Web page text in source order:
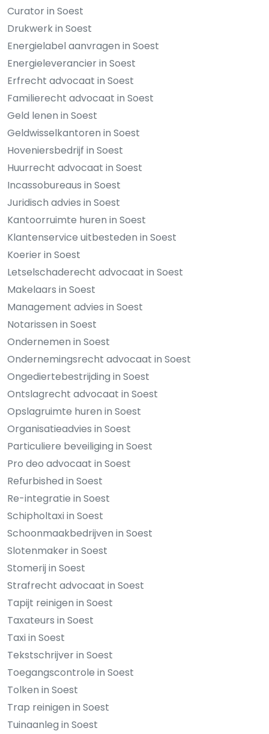
Curator in Soest
Drukwerk in Soest
Energielabel aanvragen in Soest
Energieleverancier in Soest
Erfrecht advocaat in Soest
Familierecht advocaat in Soest
Geld lenen in Soest
Geldwisselkantoren in Soest
Hoveniersbedrijf in Soest
Huurrecht advocaat in Soest
Incassobureaus in Soest
Juridisch advies in Soest
Kantoorruimte huren in Soest
Klantenservice uitbesteden in Soest
Koerier in Soest
Letselschaderecht advocaat in Soest
Makelaars in Soest
Management advies in Soest
Notarissen in Soest
Ondernemen in Soest
Ondernemingsrecht advocaat in Soest
Ongediertebestrijding in Soest
Ontslagrecht advocaat in Soest
Opslagruimte huren in Soest
Organisatieadvies in Soest
Particuliere beveiliging in Soest
Pro deo advocaat in Soest
Refurbished in Soest
Re-integratie in Soest
Schipholtaxi in Soest
Schoonmaakbedrijven in Soest
Slotenmaker in Soest
Stomerij in Soest
Strafrecht advocaat in Soest
Tapijt reinigen in Soest
Taxateurs in Soest
Taxi in Soest
Tekstschrijver in Soest
Toegangscontrole in Soest
Tolken in Soest
Trap reinigen in Soest
Tuinaanleg in Soest